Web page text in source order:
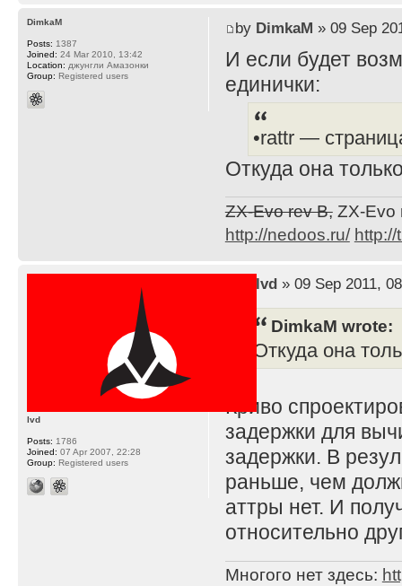
by DimkaM » 09 Sep
И если будет
единички:
•rattr —
Откуда она
ZX-Evo rev B,ZX-Evo
http://nedoos.ru/ http://
DimkaM
Posts: 1387
Joined: 24 Mar 2010, 13:42
Location: джунгли Амазонки
Group: Registered users
lvd» 09 Sep 2011,
DimkaM wrote:
Откуда она
Криво
задержки для
задержки. В
раньше, чем
аттры нет. И
относительно
Многого нет здесь:
lvd
Posts: 1786
Joined: 07 Apr 2007, 22:28
Group: Registered users